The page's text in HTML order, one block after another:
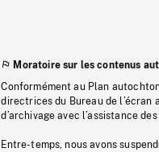
Moratoire sur les contenus
Conformément au Plan
directrices du Bureau de
d’archivage avec l’assistance
Entre-temps, nous avons